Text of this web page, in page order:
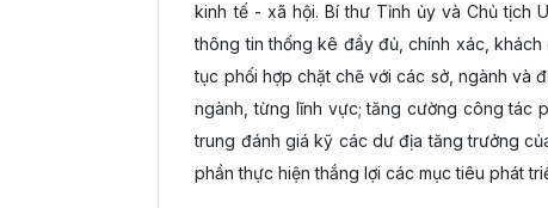
kinh tế - xã hội. Bí thư Tỉnh ủy và Chủ tịch
thông tin thống kê đầy đủ, chính xác,
tục phối hợp chặt chẽ với các sở, ngành và
ngành, từng lĩnh vực; tăng cường công tác
trung đánh giá kỹ các dư địa tăng trưởng
phần thực hiện thắng lợi các mục tiêu phát